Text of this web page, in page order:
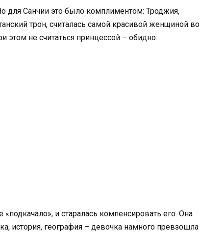
для Санчии это было комплиментом: Троджия,
трон, считалась самой красивой женщиной во
не считаться принцессой – обидно.
и старалась компенсировать его. Она
история, география – девочка намного превзошла